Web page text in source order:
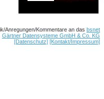
Anregungen/Kommentare an das bsnet
Gärtner Datensysteme GmbH & Co. KG
[Datenschutz] [Kontakt/Impressum]